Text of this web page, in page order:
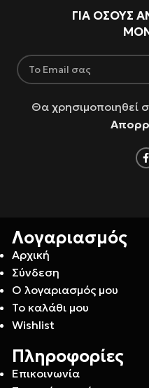
ΓΙΑ ΌΣΟΥΣ
Θα χρησιμοποιηθεί
Λογαριασμός
Αρχική
Σύνδεση
Ο λογαριασμός μου
Το καλάθι μου
Wishlist
Πληροφορίες
Επικοινωνία